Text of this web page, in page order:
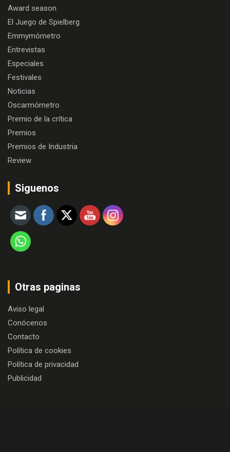
Award season
El Juego de Spielberg
Emmymómetro
Entrevistas
Especiales
Festivales
Noticias
Oscarmómetro
Premio de la crítica
Premios
Premios de Industria
Review
Siguenos
Otras paginas
Aviso legal
Conócenos
Contacto
Política de cookies
Política de privacidad
Publicidad